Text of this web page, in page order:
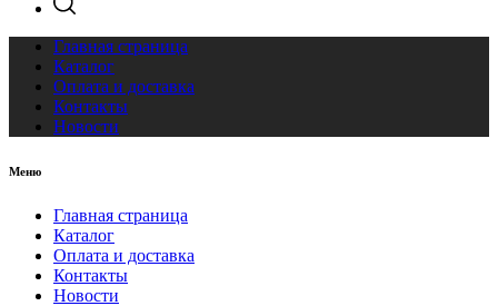
Главная страница
Каталог
Оплата и доставка
Контакты
Новости
Меню
Главная страница
Каталог
Оплата и доставка
Контакты
Новости